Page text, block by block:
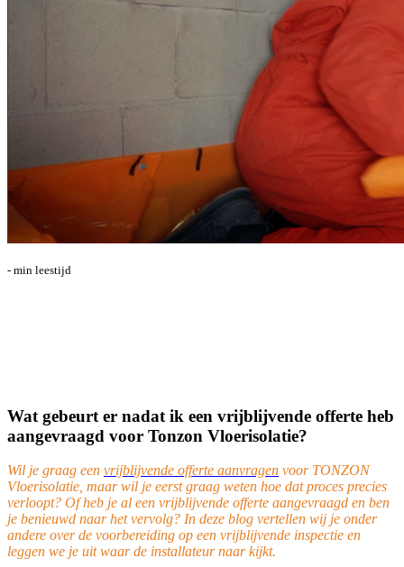
- min leestijd
Wat gebeurt er nadat ik een vrijblijvende offerte heb
aangevraagd voor Tonzon Vloerisolatie?
Wil je graag een vrijblijvende offerte aanvragen voor TONZON
Vloerisolatie, maar wil je eerst graag weten hoe dat proces precies
verloopt? Of heb je al een vrijblijvende offerte aangevraagd en ben
je benieuwd naar het vervolg? In deze blog vertellen wij je onder
andere over de voorbereiding op een vrijblijvende inspectie en
leggen we je uit waar de installateur naar kijkt.